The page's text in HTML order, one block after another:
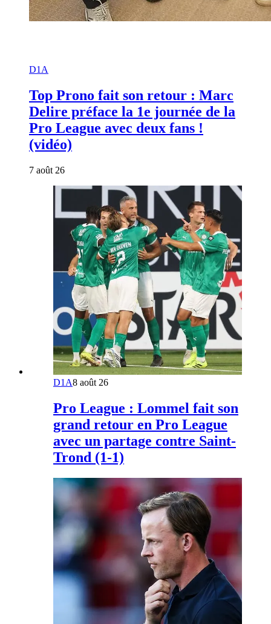
D1A
Top Prono fait son retour : Marc
Delire préface la 1e journée de la
Pro League avec deux fans !
(vidéo)
7 août 26
D1A8 août 26
Pro League : Lommel fait son
grand retour en Pro League
avec un partage contre Saint-
Trond (1-1)